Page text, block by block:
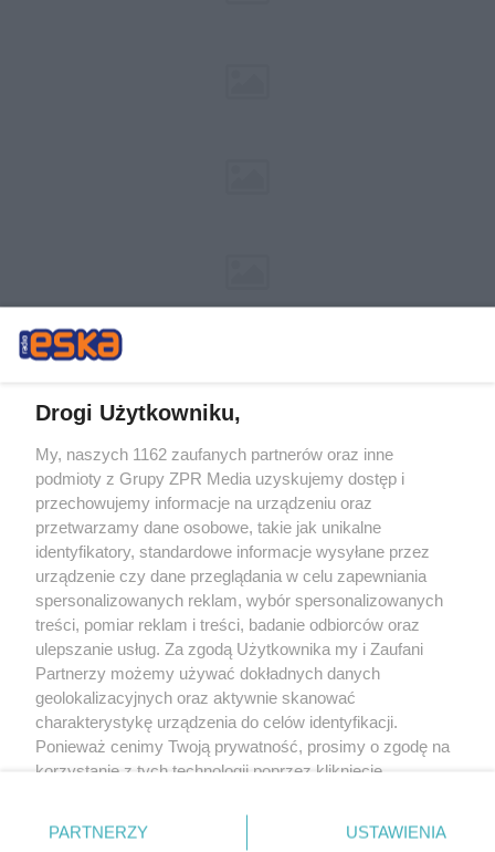
Żaden utwór zamieszczony w serwisie nie może być powielany i
rozpowszechniany lub dalej rozpowszechniany w jakikolwiek sposób (w
tym także elektroniczny lub mechaniczny) na jakimkolwiek polu
eksploatacji w jakiejkolwiek formie, włącznie z umieszczaniem w Internecie
bez pisemnej zgody właściciela praw. Jakiekolwiek użycie lub
wykorzystanie utworów w całości lub w części z naruszeniem prawa, tzn.
bez właściwej zgody, jest zabronione pod groźbą kary i może być ścigane
prawnie.
O nas
Drogi Użytkowniku,
My, naszych 1162 zaufanych partnerów oraz inne
podmioty z Grupy ZPR Media uzyskujemy dostęp i
przechowujemy informacje na urządzeniu oraz
przetwarzamy dane osobowe, takie jak unikalne
identyfikatory, standardowe informacje wysyłane przez
urządzenie czy dane przeglądania w celu zapewniania
spersonalizowanych reklam, wybór spersonalizowanych
treści, pomiar reklam i treści, badanie odbiorców oraz
ulepszanie usług. Za zgodą Użytkownika my i Zaufani
Partnerzy możemy używać dokładnych danych
geolokalizacyjnych oraz aktywnie skanować
charakterystykę urządzenia do celów identyfikacji.
Ponieważ cenimy Twoją prywatność, prosimy o zgodę na
korzystanie z tych technologii poprzez kliknięcie
zmienić/wycofać klikając przycisk ustawień prywatności
znajdujący się w lewym dolnym rogu strony
PARTNERZY USTAWIENIA